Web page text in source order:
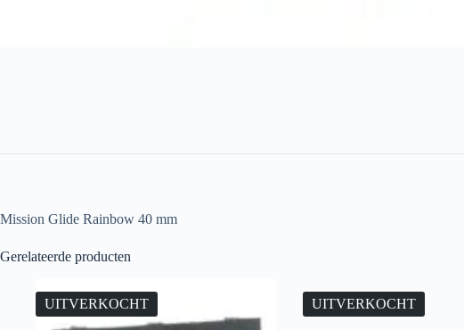
Mission Glide Rainbow 40 mm
Gerelateerde producten
UITVERKOCHT UITVERKOCHT